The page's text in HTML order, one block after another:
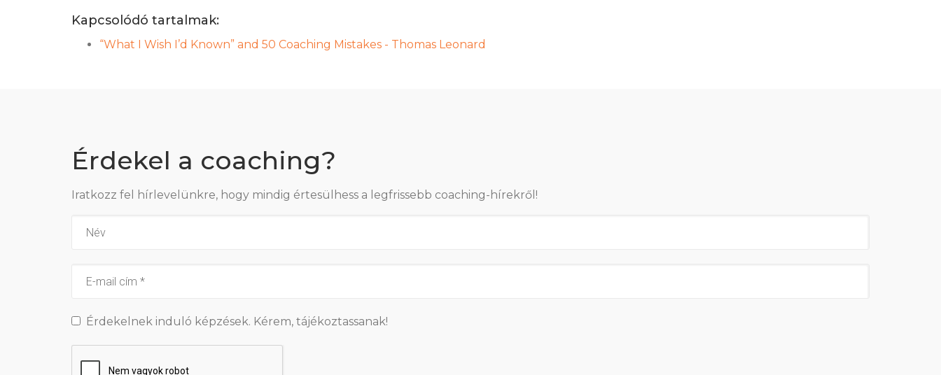
Kapcsolódó tartalmak:
“What I Wish I’d Known” and 50 Coaching Mistakes - Thomas Leonard
Érdekel a coaching?
Iratkozz fel hírlevelünkre, hogy mindig értesülhess a legfrissebb coaching-hírekről!
Érdekelnek induló képzések. Kérem, tájékoztassanak!